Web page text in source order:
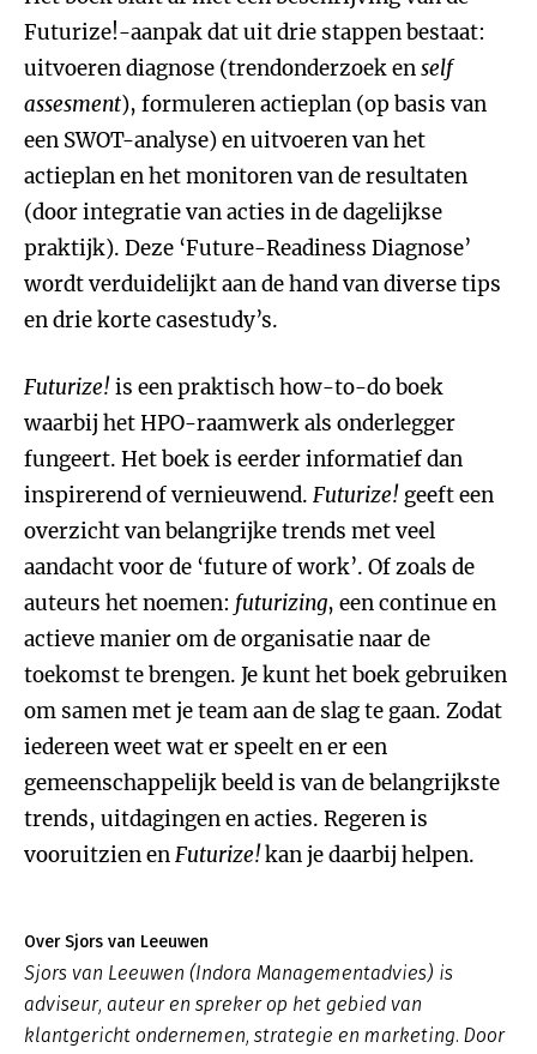
Futurize!-aanpak dat uit drie stappen bestaat:
uitvoeren diagnose (trendonderzoek enself
assesment), formuleren actieplan (op basis van
een SWOT-analyse) en uitvoeren van het
actieplan en het monitoren van de resultaten
(door integratie van acties in de dagelijkse
praktijk). Deze ‘Future-Readiness Diagnose’
wordt verduidelijkt aan de hand van diverse tips
en drie korte casestudy’s.
Futurize! is een praktisch how-to-do boek
waarbij het HPO-raamwerk als onderlegger
fungeert. Het boek is eerder informatief dan
inspirerend of vernieuwend. Futurize! geeft een
overzicht van belangrijke trends met veel
aandacht voor de ‘future of work’. Of zoals de
auteurs het noemen: futurizing, een continue en
actieve manier om de organisatie naar de
toekomst te brengen. Je kunt het boek gebruiken
om samen met je team aan de slag te gaan. Zodat
iedereen weet wat er speelt en er een
gemeenschappelijk beeld is van de belangrijkste
trends, uitdagingen en acties. Regeren is
vooruitzien enFuturize!kan je daarbij helpen.
Over Sjors van Leeuwen
Sjors van Leeuwen (Indora Managementadvies) is
adviseur, auteur en spreker op het gebied van
klantgericht ondernemen, strategie en marketing. Door